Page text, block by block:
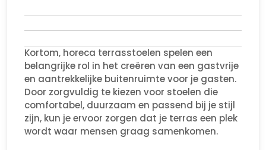
Kortom, horeca terrasstoelen spelen een
belangrijke rol in het creëren van een gastvrije
en aantrekkelijke buitenruimte voor je gasten.
Door zorgvuldig te kiezen voor stoelen die
comfortabel, duurzaam en passend bij je stijl
zijn, kun je ervoor zorgen dat je terras een plek
wordt waar mensen graag samenkomen.